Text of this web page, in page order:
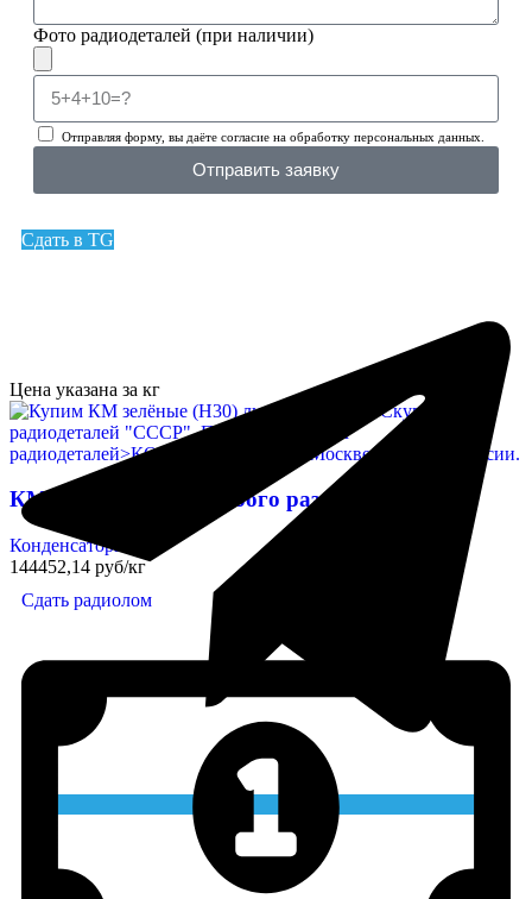
Фото радиодеталей (при наличии)
Отправляя форму, вы даёте согласие на обработку персональных данных.
Отправить заявку
Сдать в TG
Цена указана за кг
КМ зелёные (Н30) любого размера
Конденсаторы
144452,14 руб/кг
Сдать радиолом